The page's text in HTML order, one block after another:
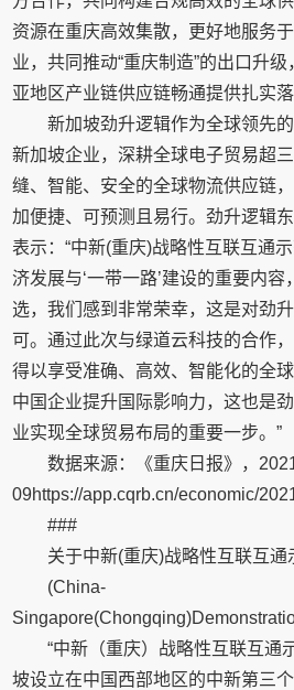
资源在重庆高效集散，更好地服务
业，共同推动“重庆制造”的出口升
亚地区产业链供应链畅通提供扎实落
新加坡劲升逻辑作为全球领先
新加坡企业，深耕全球电子贸易超
缝、智能、安全的全球物流供应链
加便捷、可预测且易行。劲升逻辑
表示：“中新(重庆)战略性互联互通
济发展与‘一带一路’建设的重要内
选，我们感到非常荣幸，这是对劲
可。通过此次与绿道云科技的合作
得以享受准确、高效、智能化的全
中国企业提升国际影响力，这也是
业实现全球贸易布局的重要一步。”
数据来源：《重庆日报》，
09https://app.cqrb.cn/economic/
###
关于中新(重庆)战略性互联互通
(China-
“中新（重庆）战略性互联互通
坡设立在中国西部地区的中新第三